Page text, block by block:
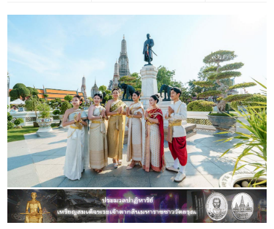
สังคมออนไลน์
พระดอทกะฉ่อน
กะฉ่อนช้อปปิ้ง
ติดต่อ